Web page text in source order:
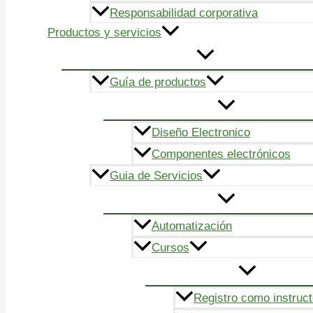
Responsabilidad corporativa
Productos y servicios
Guía de productos
Diseño Electronico
Componentes electrónicos
Guia de Servicios
Automatización
Cursos
Registro como